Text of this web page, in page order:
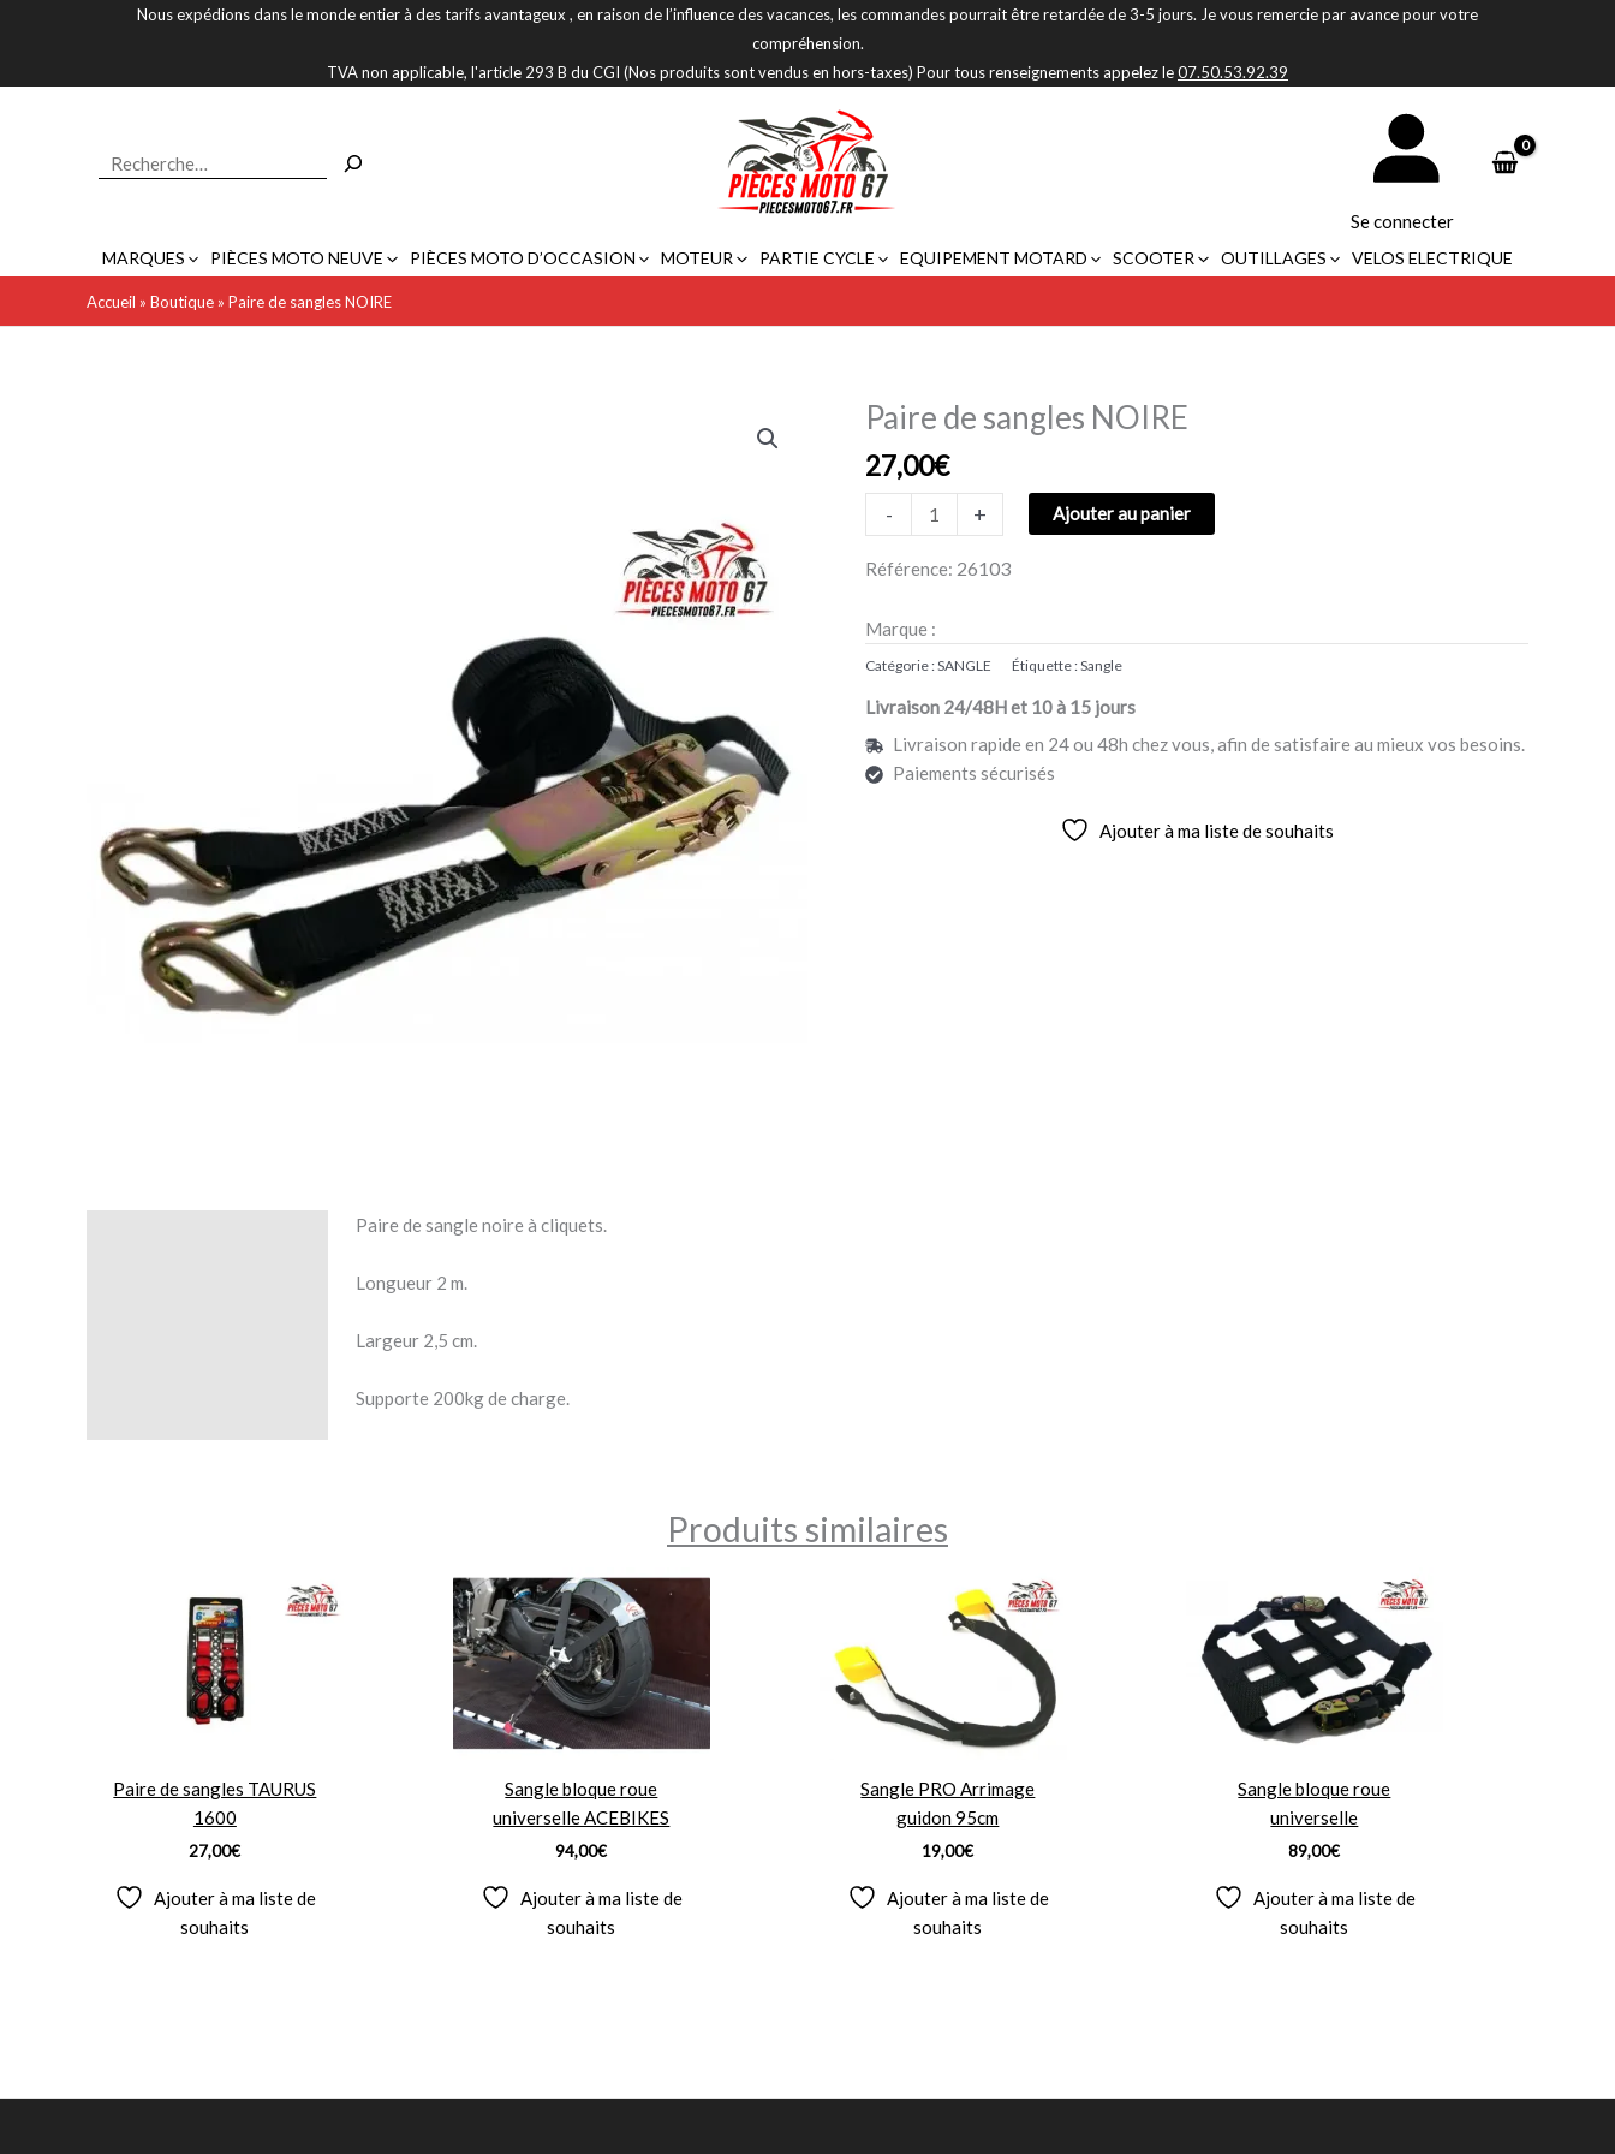
Nous expédions dans le monde entier à des tarifs avantageux , en raison de l’influence des vacances, les commandes pourrait être retardée de 3-5 jours. Je vous remercie par avance pour votre
compréhension.
TVA non applicable, l'article 293 B du CGI (Nos produits sont vendus en hors-taxes) Pour tous renseignements appelez le07.50.53.92.39
Se connecter
MARQUES PIÈCES MOTO NEUVE PIÈCES MOTO D’OCCASION MOTEUR PARTIE CYCLE EQUIPEMENT MOTARD SCOOTER OUTILLAGES VELOS ELECTRIQUE
Accueil » Boutique » Paire de sangles NOIRE
Paire de sangles NOIRE
27,00€
-
quantité
Paire
de
+ Ajouter au panier
Référence: 26103
Marque :
Catégorie :SANGLE Étiquette :Sangle
Livraison 24/48H et 10 à 15 jours
Livraison rapide en 24 ou 48h chez vous, afin de satisfaire au mieux vos besoins.
Paiements sécurisés
Ajouter à ma liste de souhaits
Paire de sangle noire à cliquets.
Longueur 2 m.
Largeur 2,5 cm.
Supporte 200kg de charge.
Produits similaires
Paire de sangles TAURUS
1600
27,00€
Ajouter à ma liste de
souhaits
Sangle bloque roue
universelle ACEBIKES
94,00€
Ajouter à ma liste de
souhaits
Sangle PRO Arrimage
guidon 95cm
19,00€
Ajouter à ma liste de
souhaits
Sangle bloque roue
universelle
89,00€
Ajouter à ma liste de
souhaits